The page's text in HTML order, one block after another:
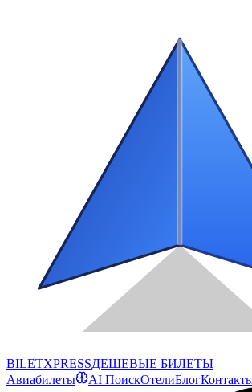
BILETXPRESSДЕШЕВЫЕ БИЛЕТЫ
Авиабилеты
AI ПоискОтелиБлог